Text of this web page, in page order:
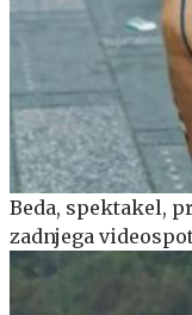
Beda, spektakel,
zadnjega